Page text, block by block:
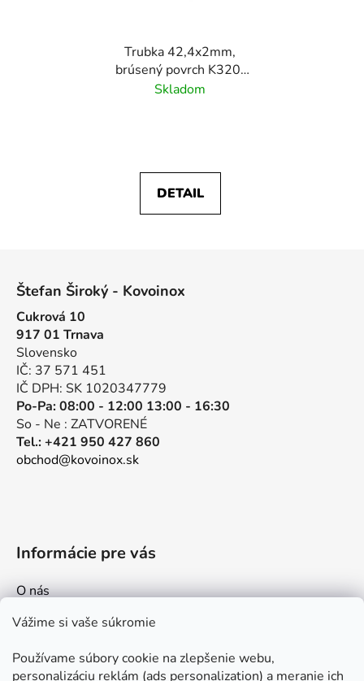
Vážime si vaše súkromie
Používame súbory cookie na zlepšenie webu,
personalizáciu reklám (ads personalization) a meranie ich
Trubka 42,4x2mm,
brúsený povrch K320/
nerez AISI304
Skladom
DETAIL
Štefan Široký - Kovoinox
Cukrová 10
917 01 Trnava
Slovensko
IČ: 37 571 451
IČ DPH: SK 1020347779
Po-Pa: 08:00 - 12:00 13:00 - 16:30
So - Ne : ZATVORENÉ
Tel.: +421 950 427 860
obchod@kovoinox.sk
Informácie pre vás
O nás
Kontakt
Ako nakupovať